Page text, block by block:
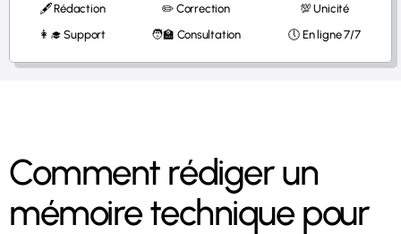
🖋 Rédaction ✏️ Correction
💯 Unicité
👩‍🎓 Support
🧑‍🏫 Consultation 🕔 En ligne 7/7
Comment rédiger un
mémoire technique pour